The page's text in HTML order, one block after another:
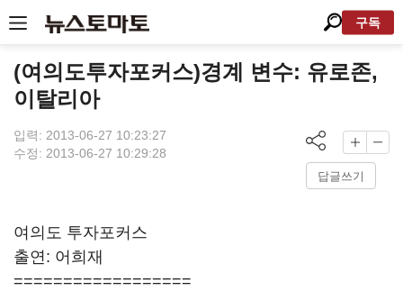
구독
(여의도투자포커스)경계 변수: 유로존,
이탈리아
입력: 2013-06-27 10:23:27
수정: 2013-06-27 10:29:28
답글쓰기
여의도 투자포커스
출연: 어희재
==================